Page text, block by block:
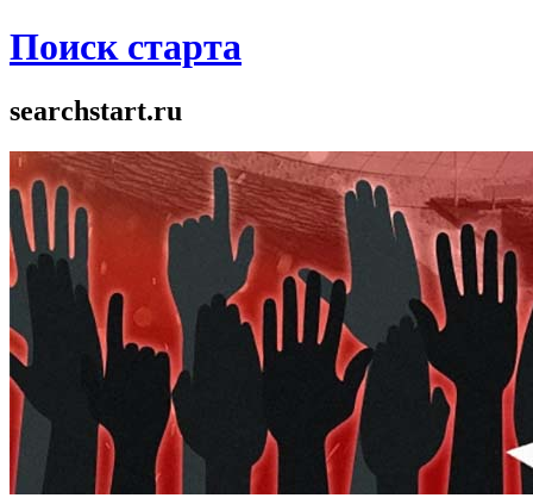
Поиск старта
searchstart.ru